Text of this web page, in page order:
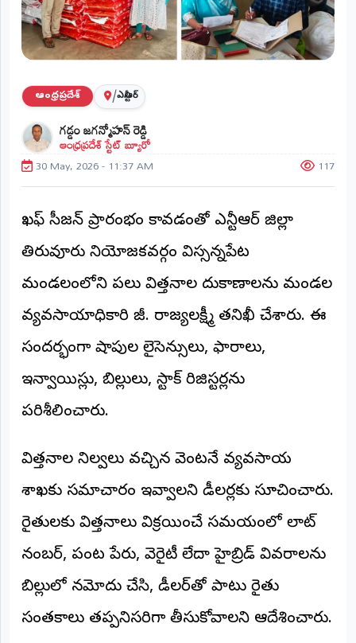
ప్రాంతీయ
వార్తలు
(STATE)
తెలంగాణ
ఆంధ్రప్రదేశ్
ప్రధాన
విభాగాలు
(MAIN)
భక్తి
క్రీడలు
జాతీయం
అంతర్జాతీయం
ఆర్టీఐ
డెస్క్
(REPORTERS
రిపోర్టర్లు
చేరండి
లాగిన్
ఆంధ్రప్రదేశ్ /ఎన్టీఆర్
గడ్డం జగన్మోహన్ రెడ్డి
ఆంధ్రప్రదేశ్ స్టేట్ బ్యూరో
30 May, 2026 - 11:37 AM 117
ఖరీఫ్ సీజన్ ప్రారంభం కావడంతో ఎన్టీఆర్ జిల్లా
తిరువూరు నియోజకవర్గం విస్సన్నపేట
మండలంలోని పలు విత్తనాల దుకాణాలను మండల
వ్యవసాయాధికారి జీ. రాజ్యలక్ష్మీ తనిఖీ చేశారు. ఈ
సందర్భంగా షాపుల లైసెన్సులు, ఫారాలు,
ఇన్వాయిస్లు, బిల్లులు, స్టాక్ రిజిస్టర్లను
పరిశీలించారు.
విత్తనాల నిల్వలు వచ్చిన వెంటనే వ్యవసాయ
శాఖకు సమాచారం ఇవ్వాలని డీలర్లకు సూచించారు.
రైతులకు విత్తనాలు విక్రయించే సమయంలో లాట్
నంబర్, పంట పేరు, వెరైటీ లేదా హైబ్రిడ్ వివరాలను
బిల్లులో నమోదు చేసి, డీలర్‌తో పాటు రైతు
సంతకాలు తప్పనిసరిగా తీసుకోవాలని ఆదేశించారు.